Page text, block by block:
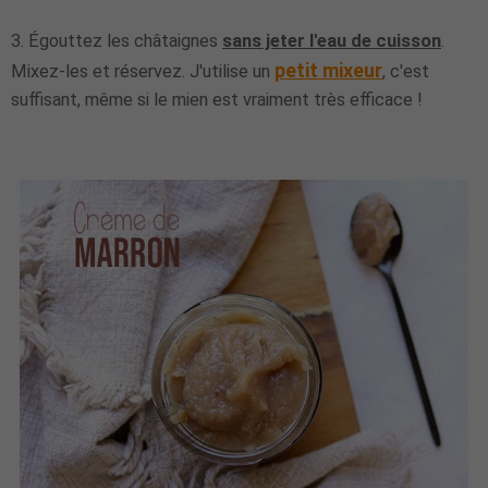
3. Égouttez les châtaignes sans jeter l'eau de cuisson.
Mixez-les et réservez. J'utilise un petit mixeur, c'est
suffisant, même si le mien est vraiment très efficace !